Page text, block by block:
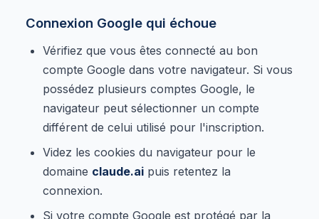
Connexion Google qui échoue
Vérifiez que vous êtes connecté au bon
compte Google dans votre navigateur. Si vous
possédez plusieurs comptes Google, le
navigateur peut sélectionner un compte
différent de celui utilisé pour l'inscription.
Videz les cookies du navigateur pour le
domaine claude.ai puis retentez la
connexion.
Si votre compte Google est protégé par la